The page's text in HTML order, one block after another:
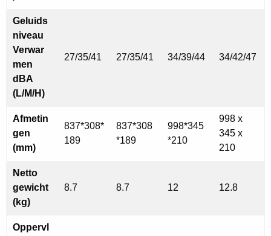
Geluids
niveau
Verwar
men
dBA
(L/M/H)
27/35/41 27/35/41 34/39/44 34/42/47
Afmetin
gen
(mm)
837*308*
189
837*308
*189
998*345
*210
998 x
345 x
210
Netto
gewicht
(kg)
8.7 8.7 12 12.8
Oppervl